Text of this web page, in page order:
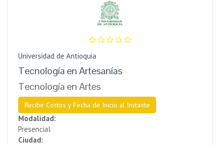
Universidad de Antioquia
Tecnología en Artesanías
Tecnología en Artes
Recibir Costos y Fecha de Inicio al Instante
Modalidad:
Presencial
Ciudad: